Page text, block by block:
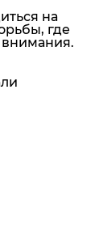
на
где
внимания.